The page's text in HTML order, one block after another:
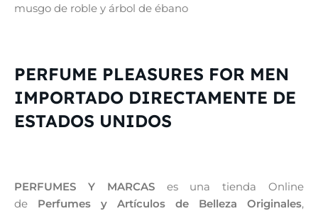
musgo de roble y árbol de ébano
PERFUME PLEASURES FOR MEN
IMPORTADO DIRECTAMENTE DE
ESTADOS UNIDOS
PERFUMES Y MARCASes una tienda Online
de Perfumes y Artículos de Belleza Originales,